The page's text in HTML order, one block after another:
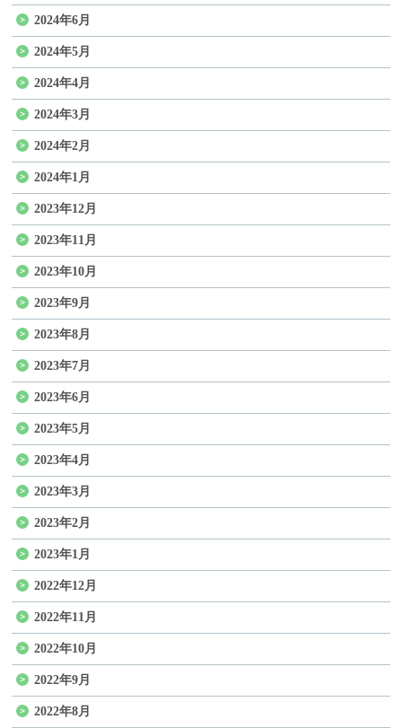
2024年6月
2024年5月
2024年4月
2024年3月
2024年2月
2024年1月
2023年12月
2023年11月
2023年10月
2023年9月
2023年8月
2023年7月
2023年6月
2023年5月
2023年4月
2023年3月
2023年2月
2023年1月
2022年12月
2022年11月
2022年10月
2022年9月
2022年8月